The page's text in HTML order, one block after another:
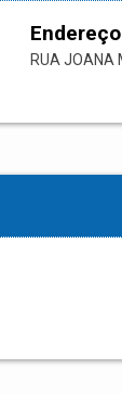
Endereço
RUA JOANA